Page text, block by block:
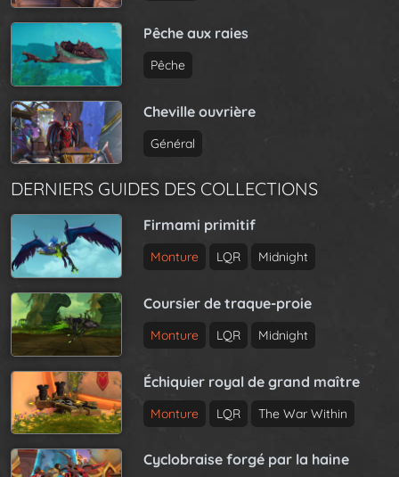
Pêche aux raies
Pêche
Cheville ouvrière
Général
DERNIERS GUIDES DES COLLECTIONS
Firmami primitif
Monture LQR Midnight
Coursier de traque-proie
Monture LQR Midnight
Échiquier royal de grand maître
Monture LQR The War Within
Cyclobraise forgé par la haine